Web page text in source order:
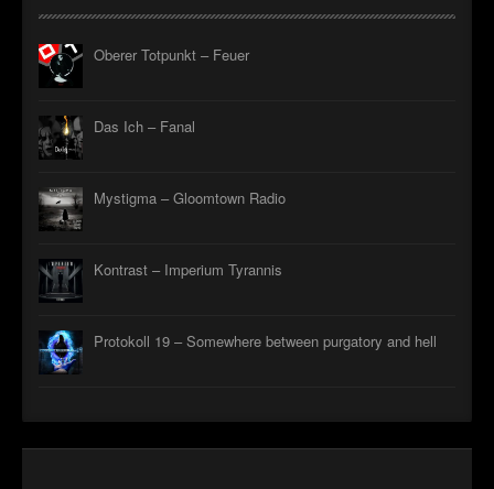
Oberer Totpunkt – Feuer
Das Ich – Fanal
Mystigma – Gloomtown Radio
Kontrast – Imperium Tyrannis
Protokoll 19 – Somewhere between purgatory and hell